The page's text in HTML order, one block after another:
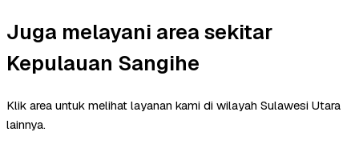
Juga melayani area sekitar
Kepulauan Sangihe
Klik area untuk melihat layanan kami di wilayah Sulawesi Utara
lainnya.